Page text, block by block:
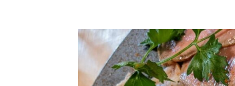
ク
す
る
0
2
-
y
a
m
ー
キ